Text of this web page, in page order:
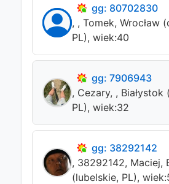
gg: 80702830
, , Tomek, Wrocław
PL), wiek:40
gg: 7906943
, Cezary, , Białystok
PL), wiek:32
gg: 38292142
, 38292142, Maciej,
(lubelskie, PL),